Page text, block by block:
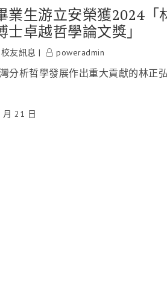
業生游立安榮獲2024「
士卓越哲學論文獎」
校友訊息 poweradmin
分析哲學發展作出重大貢獻的林正
21 日